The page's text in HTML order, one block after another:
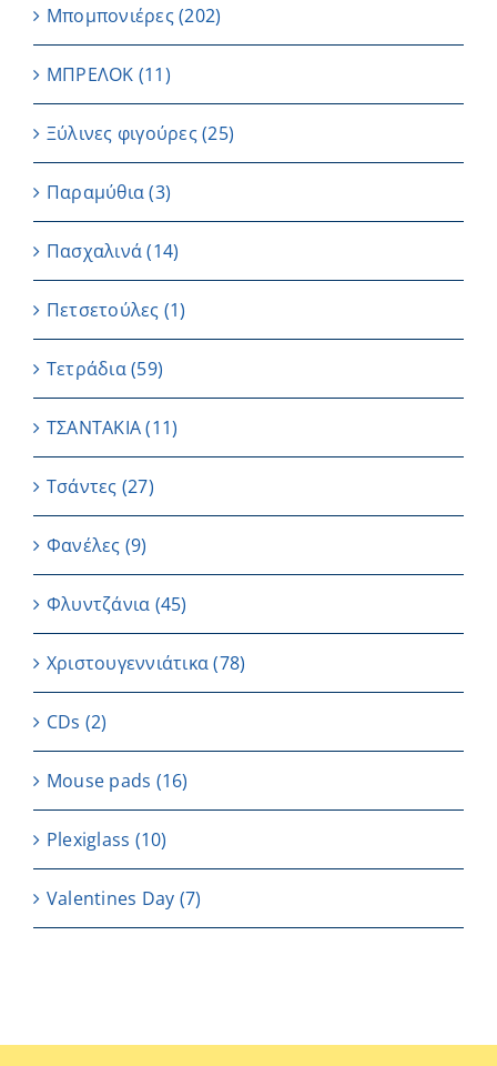
Μπομπονιέρες(202)
ΜΠΡΕΛΟΚ (11)
Ξύλινες φιγούρες(25)
Παραμύθια (3)
Πασχαλινά (14)
Πετσετούλες (1)
Τετράδια(59)
ΤΣΑΝΤΑΚΙΑ (11)
Τσάντες (27)
Φανέλες (9)
Φλυντζάνια (45)
Χριστουγεννιάτικα(78)
CDs (2)
Μouse pads (16)
Plexiglass (10)
Valentines Day (7)